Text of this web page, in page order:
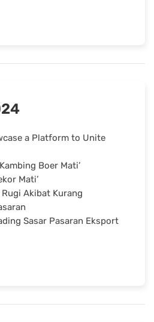
a Platform to Unite
Boer Mati’
Mati’
Akibat Kurang
Sasar Pasaran Eksport